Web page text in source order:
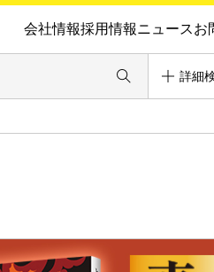
会社情報採用情報ニュースお
詳細